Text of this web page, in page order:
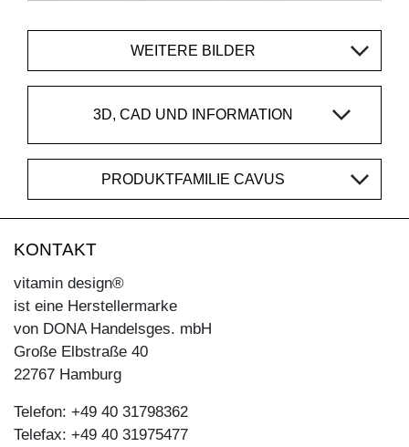
WEITERE BILDER
3D, CAD UND INFORMATION
PRODUKTFAMILIE CAVUS
KONTAKT
vitamin design®
ist eine Herstellermarke
von DONA Handelsges. mbH
Große Elbstraße 40
22767 Hamburg
Telefon: +49 40 31798362
Telefax: +49 40 31975477